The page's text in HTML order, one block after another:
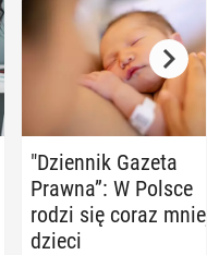
"Dzien­nik Gazeta
Prawna”: W Polsce
rodzi się coraz mniej
dzieci